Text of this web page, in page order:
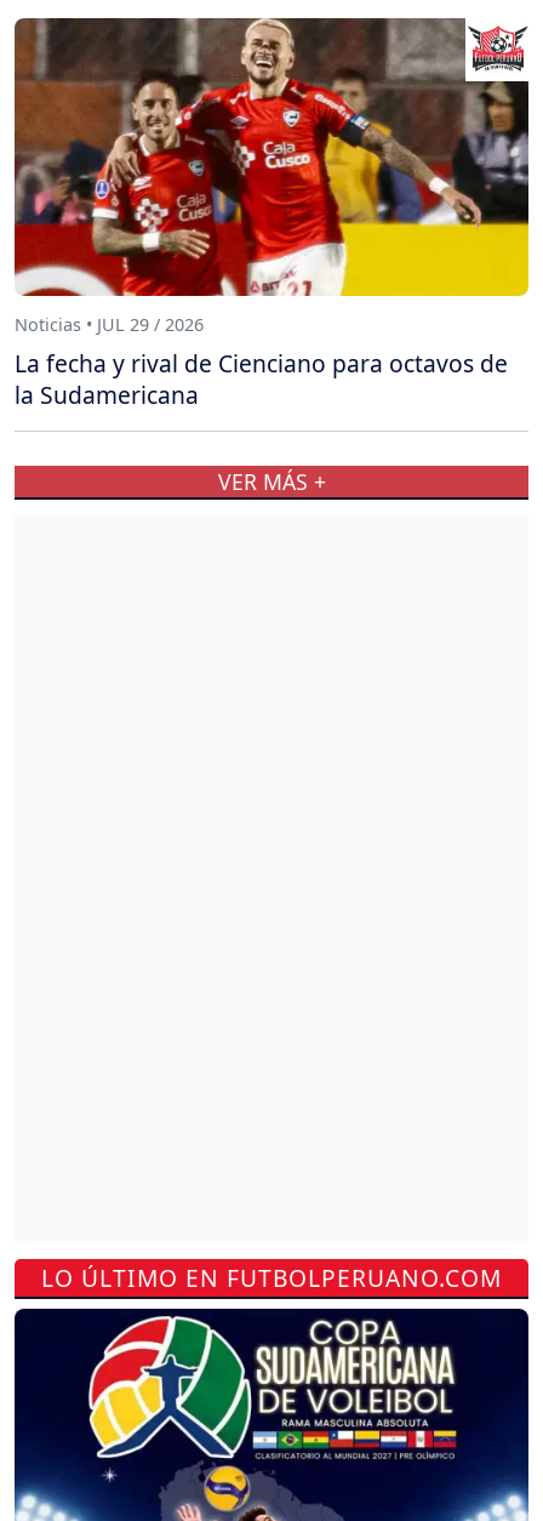
LO ÚLTIMO EN FUTBOLPERUANO.COM
Noticias • JUL 29 / 2026
La fecha y rival de Cienciano para octavos de
la Sudamericana
VER MÁS +